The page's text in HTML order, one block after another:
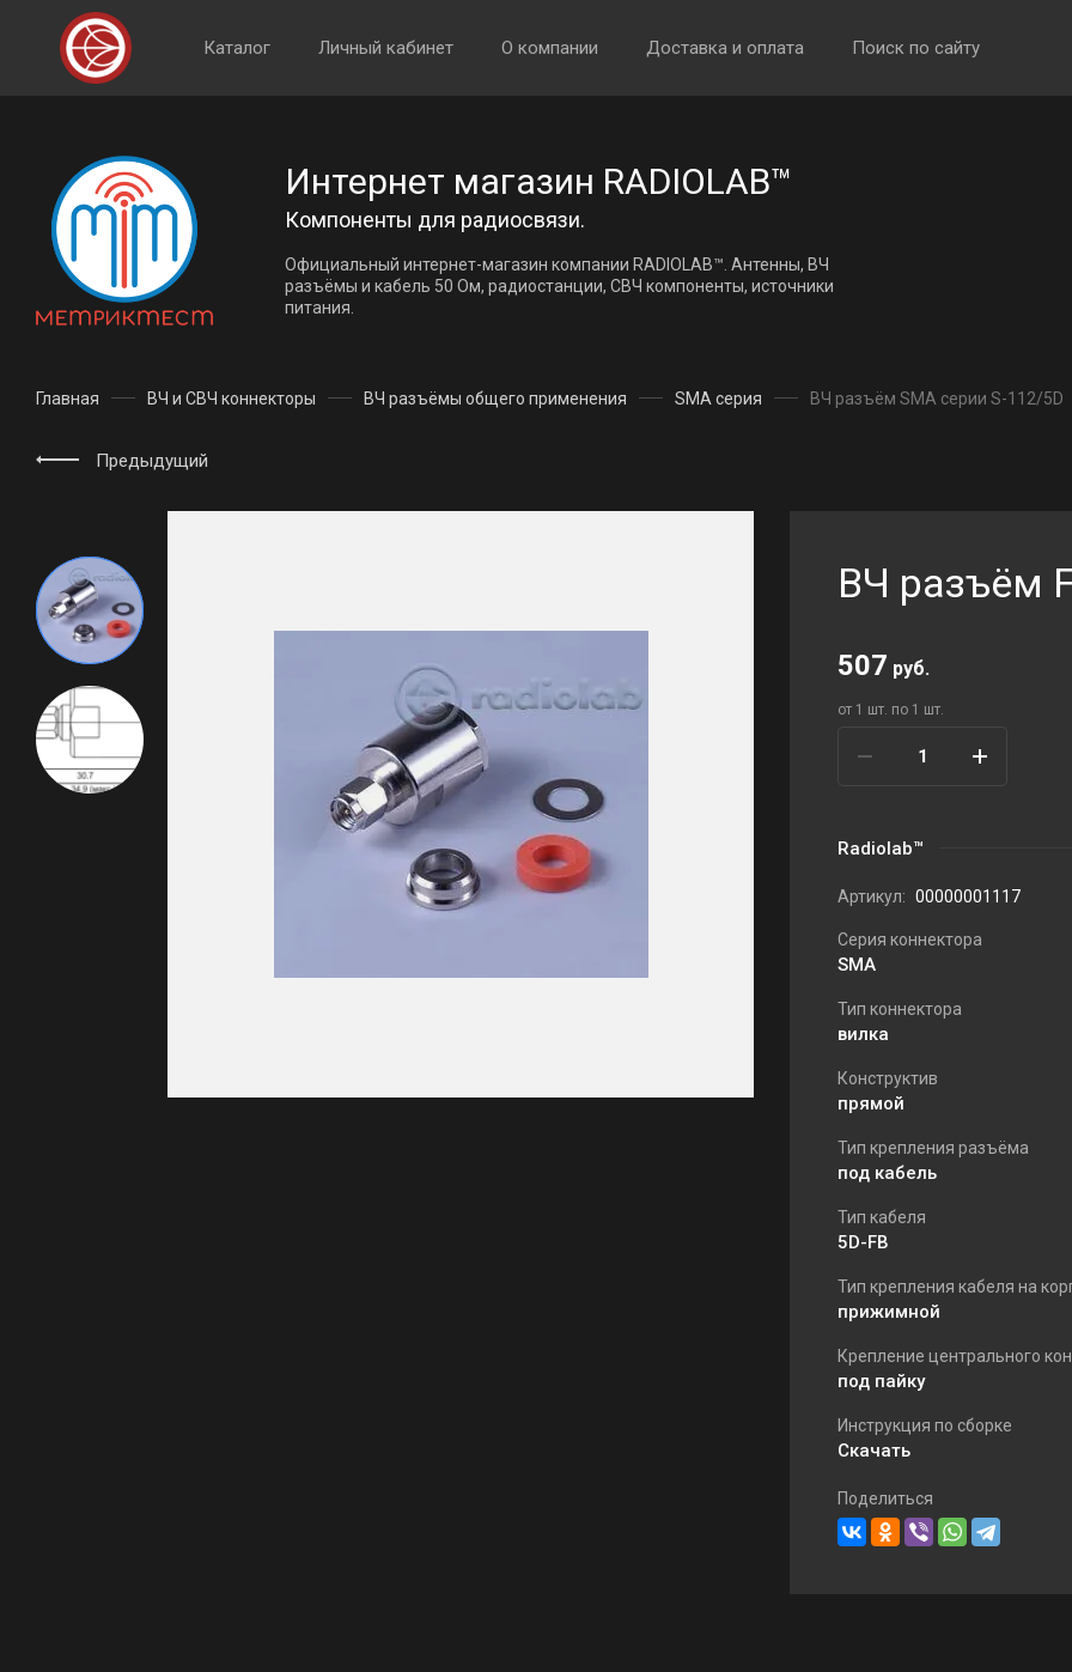
Каталог Личный кабинет О компании Доставка и оплата Поиск по сайту
Интернет магазин RADIOLAB™
Компоненты для радиосвязи.
Официальный интернет-магазин компании RADIOLAB™. Антенны, ВЧ
разъёмы и кабель 50 Ом, радиостанции, СВЧ компоненты, источники
питания.
Главная ВЧ и СВЧ коннекторы ВЧ разъёмы общего применения SMA серия ВЧ разъём SMA серии S-112/5D
Предыдущий
ВЧ разъём
507 руб.
от 1 шт. по 1 шт.
Radiolab™
Артикул: 00000001117
Серия коннектора
SMA
Тип коннектора
вилка
Конструктив
прямой
Тип крепления разъёма
под кабель
Тип кабеля
5D-FB
Тип крепления кабеля на
прижимной
Крепление центрального
под пайку
Инструкция по сборке
Скачать
Поделиться